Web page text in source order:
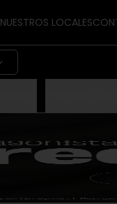
NUESTROS LOCALES